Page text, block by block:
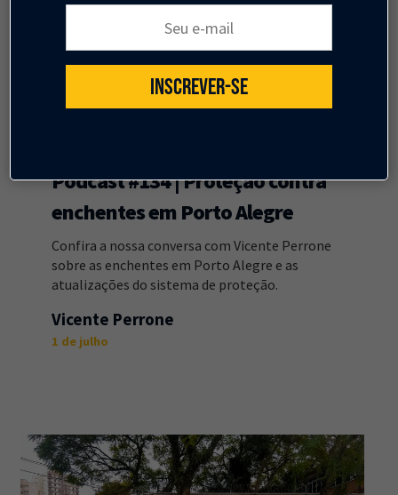
Podcast #134 | Proteção contra
enchentes em Porto Alegre
Confira a nossa conversa com Vicente Perrone
sobre as enchentes em Porto Alegre e as
atualizações do sistema de proteção.
Vicente Perrone
1 de julho
INSCREVER-SE